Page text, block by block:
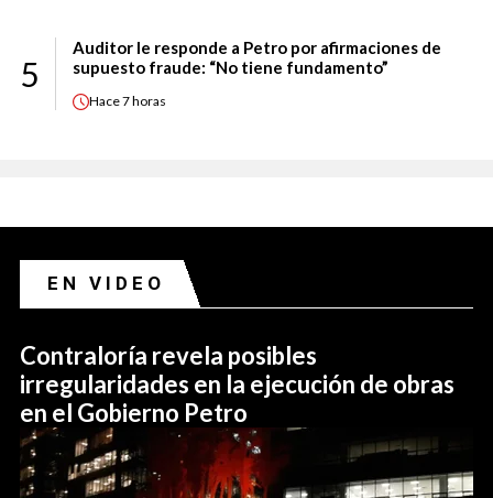
5
Auditor le responde a Petro por afirmaciones de
supuesto fraude: “No tiene fundamento”
Hace7 horas
EN VIDEO
Contraloría revela posibles
irregularidades en la ejecución de obras
en el Gobierno Petro